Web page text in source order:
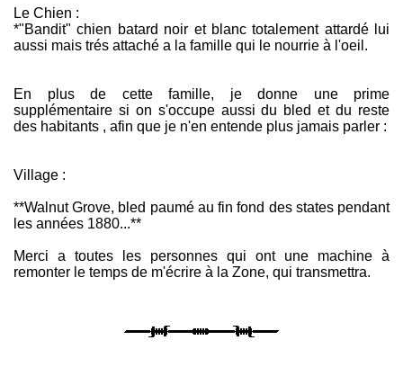
Le Chien :
*"Bandit" chien batard noir et blanc totalement attardé lui
aussi mais trés attaché a la famille qui le nourrie à l'oeil.
En plus de cette famille, je donne une prime
supplémentaire si on s'occupe aussi du bled et du reste
des habitants , afin que je n'en entende plus jamais parler :
Village :
**Walnut Grove, bled paumé au fin fond des states pendant
les années 1880...**
Merci a toutes les personnes qui ont une machine à
remonter le temps de m'écrire à la Zone, qui transmettra.